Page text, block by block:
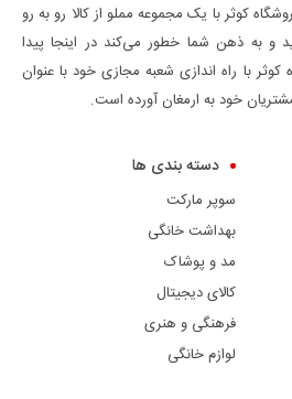
کوثر با یک مجموعه مملو از کالا رو به رو
و به ذهن شما خطور می‌کند در اینجا پیدا
با راه اندازی شعبه مجازی خود با عنوان
خود به ارمغان آورده است.
دسته بندی ها
سوپر مارکت
بهداشت خانگی
مد و پوشاک
کالای دیجیتال
فرهنگی و هنری
لوازم خانگی